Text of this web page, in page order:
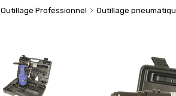
Outillage Professionnel Outillage